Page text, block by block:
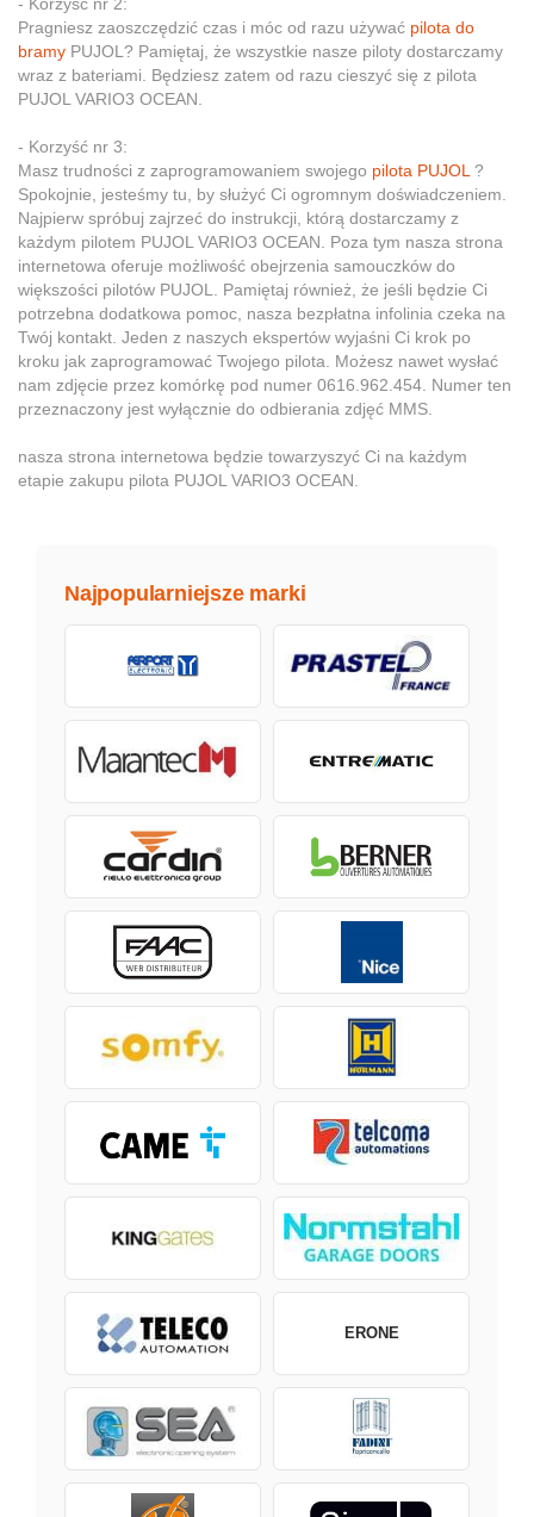
Pragniesz zaoszczędzić czas i móc od razu używać pilota do
bramy PUJOL? Pamiętaj, że wszystkie nasze piloty dostarczamy
wraz z bateriami. Będziesz zatem od razu cieszyć się z pilota
PUJOL VARIO3 OCEAN.
- Korzyść nr 3:
Masz trudności z zaprogramowaniem swojego pilota PUJOL ?
Spokojnie, jesteśmy tu, by służyć Ci ogromnym doświadczeniem.
Najpierw spróbuj zajrzeć do instrukcji, którą dostarczamy z
każdym pilotem PUJOL VARIO3 OCEAN. Poza tym nasza strona
internetowa oferuje możliwość obejrzenia samouczków do
większości pilotów PUJOL. Pamiętaj również, że jeśli będzie Ci
potrzebna dodatkowa pomoc, nasza bezpłatna infolinia czeka na
Twój kontakt. Jeden z naszych ekspertów wyjaśni Ci krok po
kroku jak zaprogramować Twojego pilota. Możesz nawet wysłać
nam zdjęcie przez komórkę pod numer 0616.962.454. Numer ten
przeznaczony jest wyłącznie do odbierania zdjęć MMS.
nasza strona internetowa będzie towarzyszyć Ci na każdym
etapie zakupu pilota PUJOL VARIO3 OCEAN.
Najpopularniejsze marki
ERONE